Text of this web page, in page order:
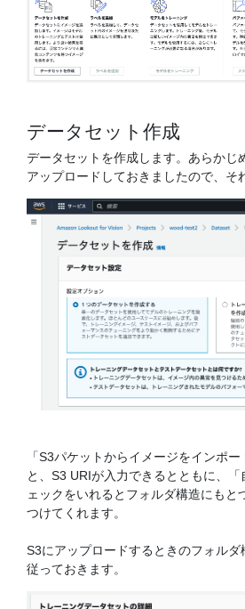
データセット作成
データセットを作成します。あらかじ
アップロードしておきましたので、そ
「S3パケットからイメージをインポ
と、S3 URIが入力できるとともに、
ェックをいれるとフォルダ構造にもと
つけてくれます。
S3にアップロードするときのフォル
従っておきます。